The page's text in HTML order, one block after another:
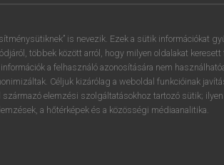
nagyszótár
is nevezik. Ezek a sütik információkat
többek között arról, hogy milyen oldalakat keresett
a felhasználó azonosítására nem
Céljuk kizárólag a weboldal funkcióinak
elemzési szolgáltatásokhoz tartozó sütik;
a hőtérképek és a közösségi médiaanalitika.
4 5 6 7 8 9
e r t z u i
f g h j k l é
x c v b n m , .